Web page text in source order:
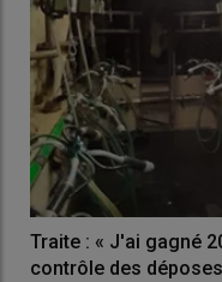
Traite : « J'ai gagné
contrôle des